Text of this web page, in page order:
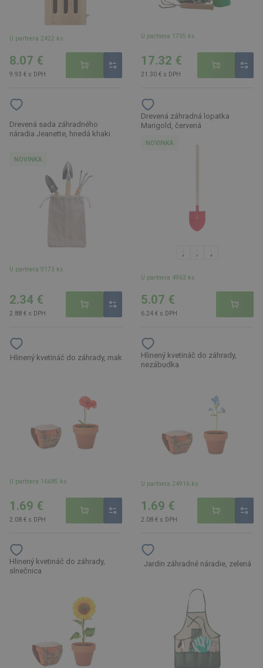
U partnera 2422 ks
8.07 €
9.93 € s DPH
U partnera 1735 ks
17.32 €
21.30 € s DPH
Drevená sada záhradného
náradia Jeanette, hnedá khaki
NOVINKA
U partnera 9173 ks
2.34 €
2.88 € s DPH
Drevená záhradná lopatka
Marigold, červená
NOVINKA
U partnera 4963 ks
5.07 €
6.24 € s DPH
Hlinený kvetináč do záhrady, mak
U partnera 16685 ks
1.69 €
2.08 € s DPH
Hlinený kvetináč do záhrady,
nezábudka
U partnera 24916 ks
1.69 €
2.08 € s DPH
Hlinený kvetináč do záhrady,
slnečnica
Jardin záhradné náradie, zelená